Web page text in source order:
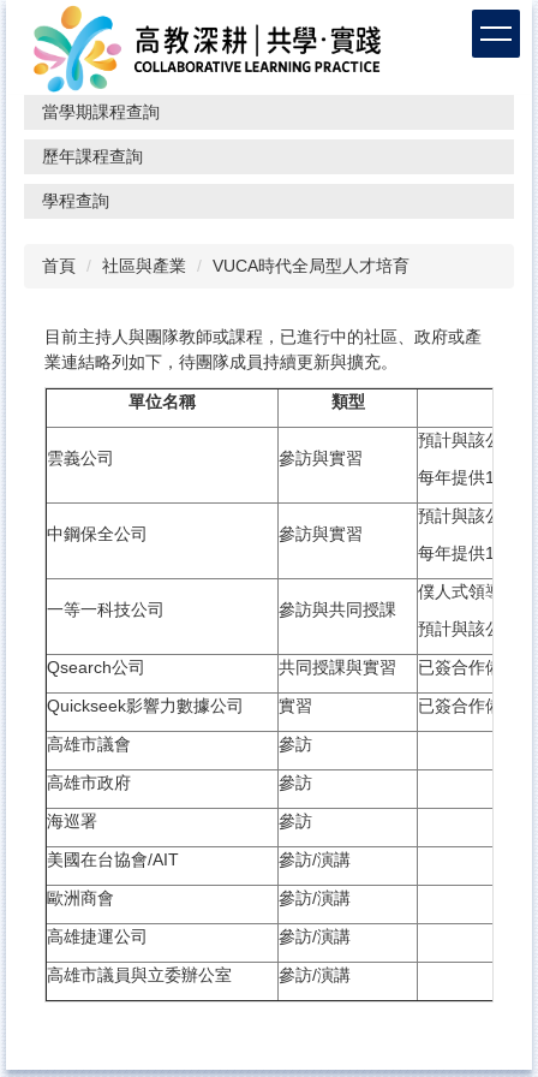
當學期課程查詢
歷年課程查詢
學程查詢
首頁 社區與產業 VUCA時代全局型人才培育
目前主持人與團隊教師或課程，已進行中的社區、政府或產
業連結略列如下，待團隊成員持續更新與擴充。
單位名稱 類型
雲義公司 參訪與實習
預計與該公司
每年提供1名實
中鋼保全公司 參訪與實習
預計與該公司
每年提供1名實
一等一科技公司 參訪與共同授課
僕人式領導學
預計與該公司
Qsearch公司
共同授課與實習
已簽合作備忘
Quickseek影響力數據公司
實習
已簽合作備忘
高雄市議會
參訪
高雄市政府
參訪
海巡署
參訪
美國在台協會/AIT
參訪/演講
歐洲商會
參訪/演講
高雄捷運公司
參訪/演講
高雄市議員與立委辦公室
參訪/演講